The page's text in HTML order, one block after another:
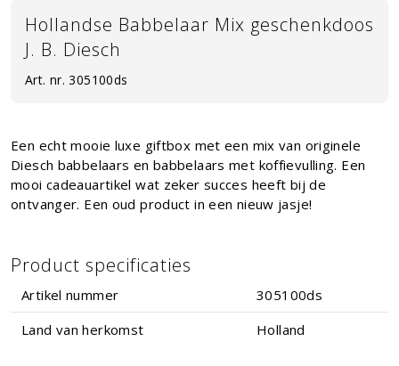
Hollandse Babbelaar Mix geschenkdoos
J. B. Diesch
Art. nr. 305100ds
Een echt mooie luxe giftbox met een mix van originele
Diesch babbelaars en babbelaars met koffievulling. Een
mooi cadeauartikel wat zeker succes heeft bij de
ontvanger. Een oud product in een nieuw jasje!
Product specificaties
Artikel nummer
305100ds
Land van herkomst
Holland